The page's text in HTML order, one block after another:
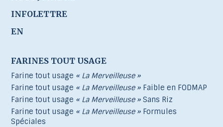
INFOLETTRE
EN
FARINES TOUT USAGE
Farine tout usage « La Merveilleuse »
Farine tout usage « La Merveilleuse » Faible en FODMAP
Farine tout usage « La Merveilleuse » Sans Riz
Farine tout usage « La Merveilleuse » Formules
Spéciales